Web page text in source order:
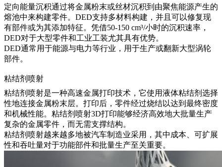
定向能量沉积通过将金属粉末或丝材沉积到由聚焦能源产生的
熔池中来构建零件。DED支持多材料构建，并且可以修复现
有部件或为其添加特征。凭借50-150 cm³/小时的沉积速率，
DED对于大型零件和工业工装尤其具有优势。
DED通常用于能源与电力等行业，用于生产或翻新大型涡轮
部件。
粘结剂喷射
粘结剂喷射是一种高速金属打印技术，它使用液体粘结剂选择
性地连接金属粉末层。打印后，零件经过烧结以达到最终密度
和机械性能。 粘结剂喷射3D打印能够经济高效地大批量生产
复杂的金属零件，而无需支撑结构。
粘结剂喷射越来越多地被汽车制造业采用，其中成本、可扩展
性和吞吐量对于功能部件和批量生产至关重要。